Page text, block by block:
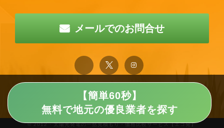
【簡単60秒】
無料で地元の優良業者を探す
メールでのお問合せ
© 2012 · 太陽光発電の一括見積もり・価格比較サービス【エコ発】